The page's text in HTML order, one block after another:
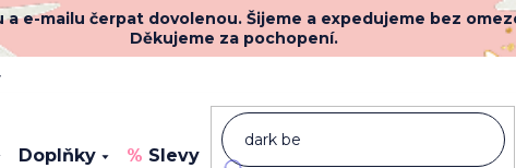
e-mailu čerpat dovolenou. Šijeme a expedujeme bez
Děkujeme za pochopení.
Doplňky Slevy Novinky